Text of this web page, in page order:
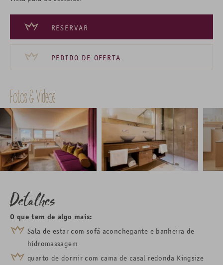
RESERVAR
PEDIDO DE OFERTA
Fotos & Videos
Detalhes
O que tem de algo mais:
Sala de estar com sofá aconchegante e banheira de
hidromassagem
quarto de dormir com cama de casal redonda Kingsize